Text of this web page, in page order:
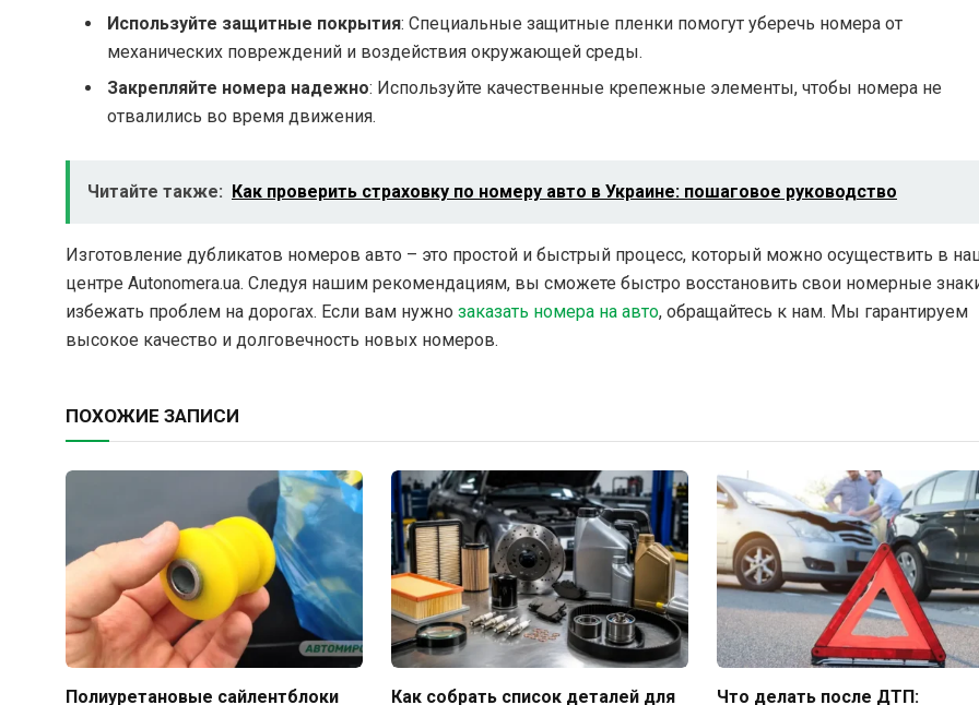
Используйте защитные покрытия: Специальные защитные пленки помогут уберечь номера от
механических повреждений и воздействия окружающей среды.
Закрепляйте номера надежно: Используйте качественные крепежные элементы, чтобы номера не
отвалились во время движения.
Читайте также: Как проверить страховку по номеру авто в Украине: пошаговое руководство
Изготовление дубликатов номеров авто – это простой и быстрый процесс, который можно осуществить в
центре Autonomera.ua. Следуя нашим рекомендациям, вы сможете быстро восстановить свои номерные
избежать проблем на дорогах. Если вам нужно заказать номера на авто, обращайтесь к нам. Мы гарантируем
высокое качество и долговечность новых номеров.
ПОХОЖИЕ ЗАПИСИ
Полиуретановые сайлентблоки Как собрать список деталей для Что делать после ДТП: